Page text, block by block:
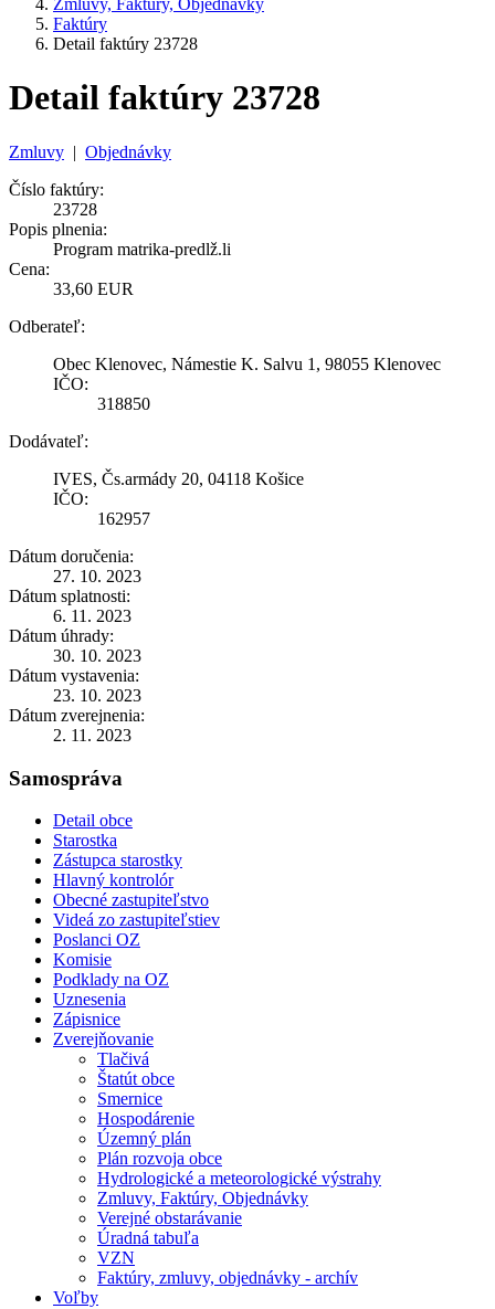
Zmluvy, Faktúry, Objednávky
Faktúry
Detail faktúry 23728
Detail faktúry 23728
Zmluvy | Objednávky
Číslo faktúry:
23728
Popis plnenia:
Program matrika-predlž.li
Cena:
33,60 EUR
Odberateľ:
Obec Klenovec, Námestie K. Salvu 1, 98055 Klenovec
IČO:
318850
Dodávateľ:
IVES, Čs.armády 20, 04118 Košice
IČO:
162957
Dátum doručenia:
27. 10. 2023
Dátum splatnosti:
6. 11. 2023
Dátum úhrady:
30. 10. 2023
Dátum vystavenia:
23. 10. 2023
Dátum zverejnenia:
2. 11. 2023
Samospráva
Detail obce
Starostka
Zástupca starostky
Hlavný kontrolór
Obecné zastupiteľstvo
Videá zo zastupiteľstiev
Poslanci OZ
Komisie
Podklady na OZ
Uznesenia
Zápisnice
Zverejňovanie
Tlačivá
Štatút obce
Smernice
Hospodárenie
Územný plán
Plán rozvoja obce
Hydrologické a meteorologické výstrahy
Zmluvy, Faktúry, Objednávky
Verejné obstarávanie
Úradná tabuľa
VZN
Faktúry, zmluvy, objednávky - archív
Voľby